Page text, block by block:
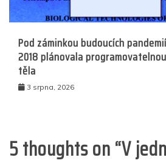
Pod záminkou budoucích
2018 plánovala
těla
3 srpna, 2026
5 thoughts on “V